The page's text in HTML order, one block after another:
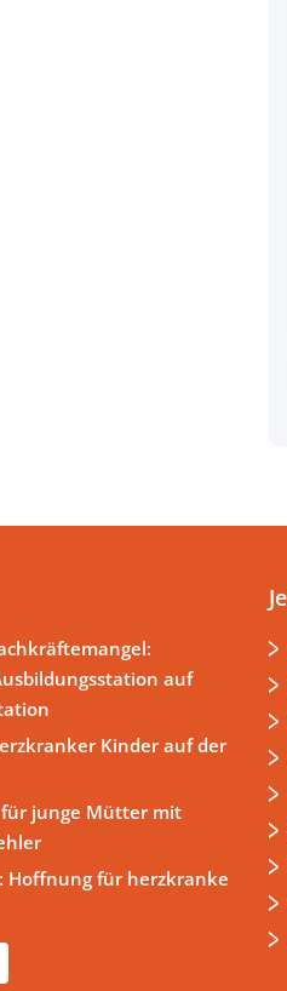
auf
Kinder auf der
für junge Mütter mit
Hoffnung für herzkranke